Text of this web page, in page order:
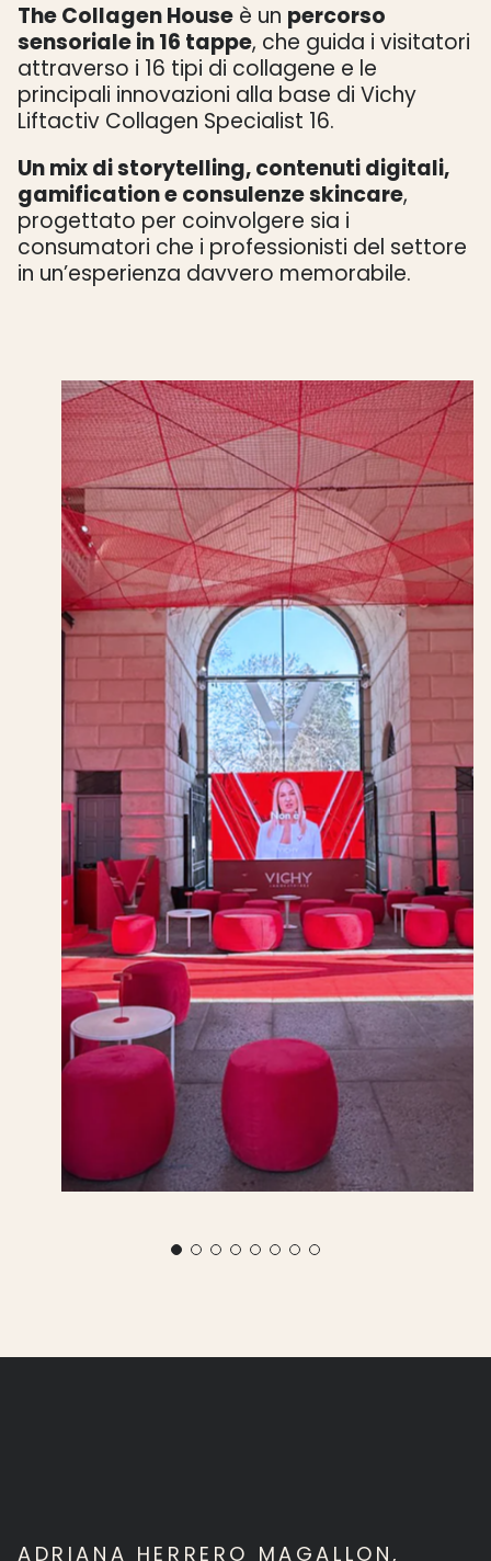
The Collagen House è un percorso
sensoriale in 16 tappe, che guida i visitatori
attraverso i 16 tipi di collagene e le
principali innovazioni alla base di Vichy
Liftactiv Collagen Specialist 16.
Un mix di storytelling, contenuti digitali,
gamification e consulenze skincare,
progettato per coinvolgere sia i
consumatori che i professionisti del settore
in un’esperienza davvero memorabile.
ADRIANA HERRERO MAGALLON,